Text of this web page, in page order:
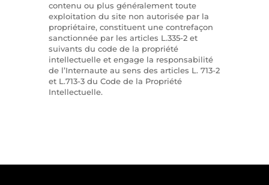
contenu ou plus généralement toute
exploitation du site non autorisée par la
propriétaire, constituent une contrefaçon
sanctionnée par les articles L.335-2 et
suivants du code de la propriété
intellectuelle et engage la responsabilité
de l’Internaute au sens des articles L. 713-2
et L.713-3 du Code de la Propriété
Intellectuelle.